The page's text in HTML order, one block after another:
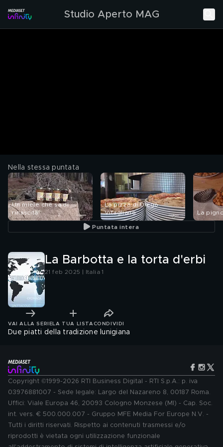
Studio Aperto MAG
Nella stessa puntata
Un miele che sa di
rinascita
La pizza di Diego
Vitagliano
La
Puntata intera
La Barbotta e la torta d'erbi
21 feb 2025 | Italia 1
VAI ALLA SERIE LA TUA LISTA CONDIVIDI
Due piatti della tradizione lunigiana
Copyright ©1999-2026 RTI Business Digital - RTI S.p.A.: p. iva
03976881007 - Sede legale: Largo del Nazareno 8, 00187 Roma.
Uffici: Viale Europa 46, 20093 Cologno Monzese (MI) - Cap. Soc.
int. vers. € 500.000.007 - Gruppo MFE Media For Europe N.V. -
Tutti i diritti riservati. Rispetto ai contenuti trasmessi e/o
riprodotti è vietata ogni utilizzazione funzionale